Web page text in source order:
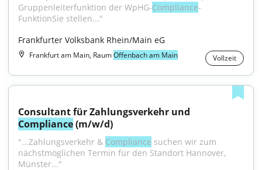
Gruppenleiterfunktion der WpHG-Compliance-
FunktionSie stellen..."
Frankfurter Volksbank Rhein/Main eG
Frankfurt am Main, RaumOffenbach am Main Vollzeit
Compliance (m/w/d)
"...Zahlungsverkehr & Compliance suchen wir zum
nächstmöglichen Termin für den Standort Hannover,
Münster..."